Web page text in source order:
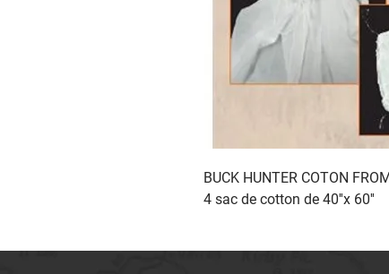
BUCK HUNTER COTON
4 sac de cotton de 40''x 60''